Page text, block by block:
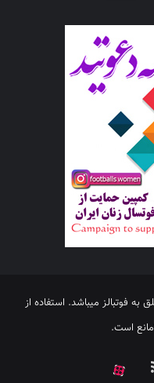
فوتبالز میباشد. استفاده از
است.
خوراک